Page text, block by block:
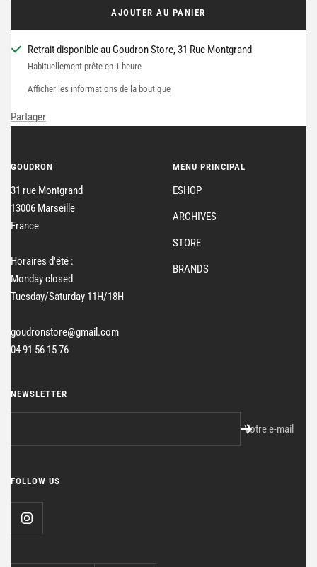
AJOUTER AU PANIER
Retrait disponible au Goudron Store, 31 Rue Montgrand
Habituellement prête en 1 heure
Afficher les informations de la boutique
Partager
GOUDRON
31 rue Montgrand
13006 Marseille
France
Horaires d'été :
Monday closed
Tuesday/Saturday 11H/18H
goudronstore@gmail.com
04 91 56 15 76
MENU PRINCIPAL
ESHOP
ARCHIVES
STORE
BRANDS
NEWSLETTER
Votre e-mail
FOLLOW US